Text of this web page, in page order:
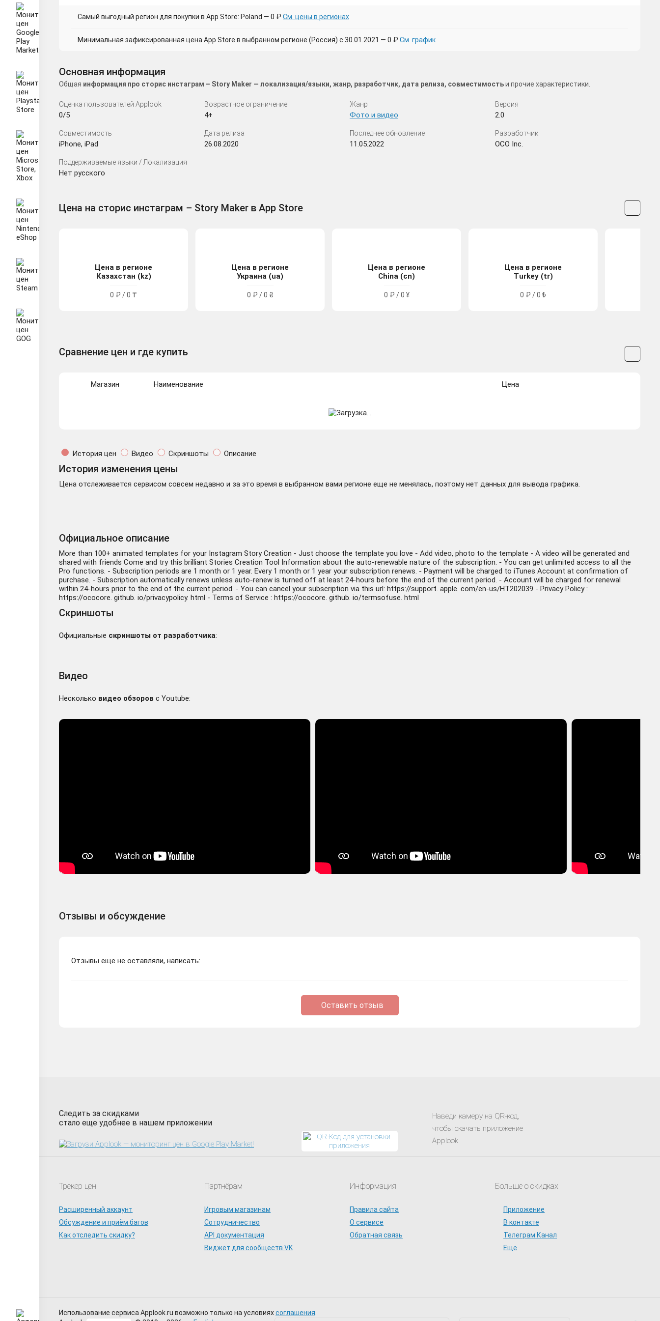
Самый выгодный регион для покупки в App Store: Poland — 0 ₽ См. цены в регионах
Минимальная зафиксированная цена App Store в выбранном регионе (Россия) с 30.01.2021 — 0 ₽ См. график
Основная информация
Общая информация про сторис инстаграм – Story Maker — локализация/языки, жанр, разработчик, дата релиза, совместимостьи прочие характеристики.
Оценка пользователей Applook
0/5
Возрастное ограничение
4+
Жанр
Фото и видео
Версия
2.0
Совместимость
iPhone, iPad
Дата релиза
26.08.2020
Последнее обновление
11.05.2022
Разработчик
OCO Inc.
Поддерживаемые языки / Локализация
Нет русского
Цена на сторис инстаграм – Story Maker в App Store
Цена в регионе
Казахстан (kz)
0 ₽ / 0 ₸
Цена в регионе
Украина (ua)
0 ₽ / 0 ₴
Цена в регионе
China (cn)
0 ₽ / 0 ¥
Цена в регионе
Turkey (tr)
0 ₽ / 0 ₺
Сравнение цен и где купить
Магазин Наименование Цена
История цен Видео Скриншоты Описание
История изменения цены
Цена отслеживается сервисом совсем недавно и за это время в выбранном вами регионе еще не менялась, поэтому нет данных для вывода графика.
Официальное описание
More than 100+ animated templates for your Instagram Story Creation - Just choose the template you love - Add video, photo to the template - A video will be generated and
shared with friends Come and try this brilliant Stories Creation Tool Information about the auto-renewable nature of the subscription. - You can get unlimited access to all the
Pro functions. - Subscription periods are 1 month or 1 year. Every 1 month or 1 year your subscription renews. - Payment will be charged to iTunes Account at confirmation of
purchase. - Subscription automatically renews unless auto-renew is turned off at least 24-hours before the end of the current period. - Account will be charged for renewal
within 24-hours prior to the end of the current period. - You can cancel your subscription via this url: https://support. apple. com/en-us/HT202039 - Privacy Policy :
https://ococore. github. io/privacypolicy. html - Terms of Service : https://ococore. github. io/termsofuse. html
Скриншоты
Официальные скриншоты от разработчика:
Видео
Несколько видео обзоров с Youtube:
Отзывы и обсуждение
Отзывы еще не оставляли, написать:
Оставить отзыв
Следить за скидками
стало еще удобнее в нашем приложении
Наведи камеру на QR-код,
чтобы скачать приложение
Applook
Трекер цен
Расширенный аккаунт
Обсуждение и приём багов
Как отследить скидку?
Партнёрам
Игровым магазинам
Сотрудничество
API документация
Виджет для сообществ VK
Информация
Правила сайта
О сервисе
Обратная связь
Больше о скидках
Приложение
В контакте
Телеграм Канал
Еще
Использование сервиса Applook.ru возможно только на условияхсоглашения